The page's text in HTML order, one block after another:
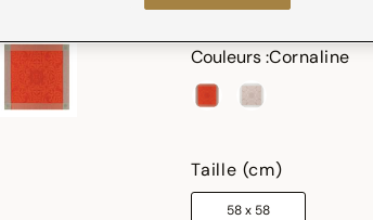
Couleurs :Cornaline
Taille (cm)
58 x 58